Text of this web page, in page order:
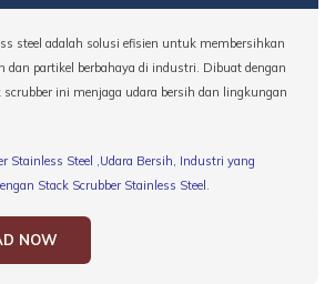
steel adalah solusi efisien untuk membersihkan
dan partikel berbahaya di industri. Dibuat dengan
ini menjaga udara bersih dan lingkungan
Stainless Steel ,Udara Bersih, Industri yang
Stack Scrubber Stainless Steel.
NOW